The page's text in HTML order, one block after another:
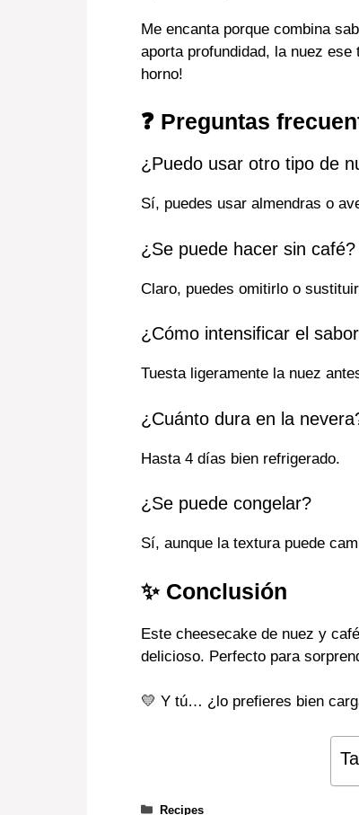
Me encanta porque combina
aporta profundidad, la nuez
horno!
❓ Preguntas
¿Puedo usar otro tipo de
Sí, puedes usar almendras o
¿Se puede hacer sin café?
Claro, puedes omitirlo o
¿Cómo intensificar el
Tuesta ligeramente la nuez
¿Cuánto dura en la
Hasta 4 días bien refrigerado.
¿Se puede congelar?
Sí, aunque la textura puede
✨ Conclusión
Este cheesecake de nuez y
delicioso. Perfecto para
💛 Y tú… ¿lo prefieres bien
Categories
Recipes